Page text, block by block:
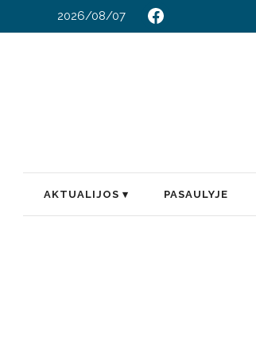
2026/08/07
AKTUALIJOS PASAULYJE